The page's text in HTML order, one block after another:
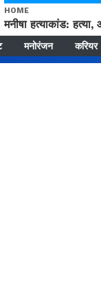
HOME
मनोरंजन करियर